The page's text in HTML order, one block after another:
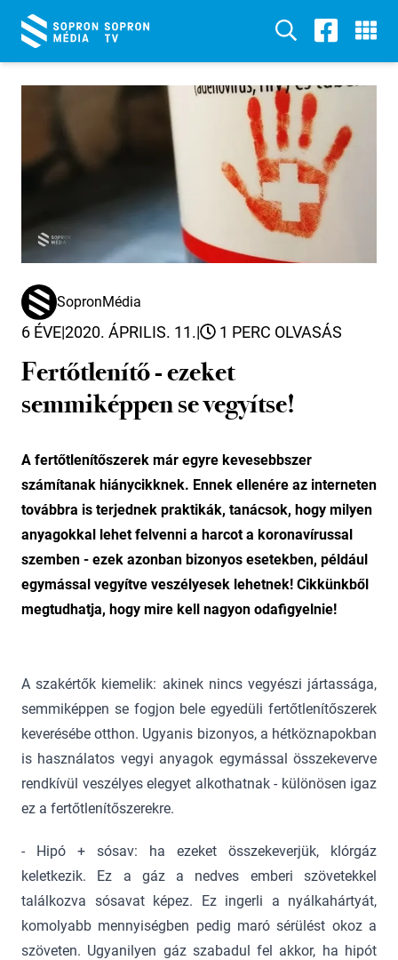
SopronMédia
6 ÉVE|2020. ÁPRILIS. 11.| 1 PERC OLVASÁS
Fertőtlenítő - ezeket
semmiképpen se vegyítse!
A fertőtlenítőszerek már egyre kevesebbszer
számítanak hiánycikknek. Ennek ellenére az interneten
továbbra is terjednek praktikák, tanácsok, hogy milyen
anyagokkal lehet felvenni a harcot a koronavírussal
szemben - ezek azonban bizonyos esetekben, például
egymással vegyítve veszélyesek lehetnek! Cikkünkből
megtudhatja, hogy mire kell nagyon odafigyelnie!
A szakértők kiemelik: akinek nincs vegyészi jártassága,
semmiképpen se fogjon bele egyedüli fertőtlenítőszerek
keverésébe otthon. Ugyanis bizonyos, a hétköznapokban
is használatos vegyi anyagok egymással összekeverve
rendkívül veszélyes elegyet alkothatnak - különösen igaz
ez a fertőtlenítőszerekre.
- Hipó + sósav: ha ezeket összekeverjük, klórgáz
keletkezik. Ez a gáz a nedves emberi szövetekkel
találkozva sósavat képez. Ez ingerli a nyálkahártyát,
komolyabb mennyiségben pedig maró sérülést okoz a
szöveten. Ugyanilyen gáz szabadul fel akkor, ha hipót